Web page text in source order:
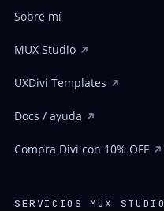
Sobre mí
MUX Studio
UXDivi Templates
Docs / ayuda
Compra Divi con 10% OFF
SERVICIOS MUX STUDIO